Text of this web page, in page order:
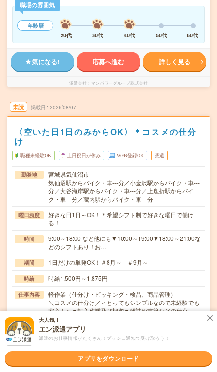
職場の雰囲気
年齢層
20代
30代 40代 50代 60代
気になる! 応募へ進む 詳しく見る
派遣会社 マンパワーグループ株式会社
未読 掲載日 2026/08/07
〈空いた日1日のみからOK〉＊コスメの仕分
け
職種未経験OK 土日祝日が休み WEB登録OK 派遣
勤務地
宮城県気仙沼市
気仙沼駅からバイク・車---分／小金沢駅からバイク・車---
分／大谷海岸駅からバイク・車---分／上鹿折駅からバイ
ク・車---分／蔵内駅からバイク・車---分
曜日頻度
好きな日1日～OK！＊希望シフト制で好きな曜日で働け
る！
時間
9:00～18:00 など他にも▼10:00～19:00▼18:00～21:00な
どのシフトあり！お…
期間 1日だけの単発OK！＃8月～ ＃9月～
時給 時給1,500円～1,875円
仕事内容
軽作業（仕分け・ピッキング・検品、商品管理）
＼コスメの仕分け／＜とってもシンプルなので未経験でも
安心！＞▼封入作業及び梱包▼雑誌や書籍などの仕分…
応募資格
職種未経験OK / ブランクOK / パソコンスキル不要 / 英語力
不要
▼未経験OK！（副業歓迎☆）▼高校生不可▼携帯電話をお
持ちの方（業務連絡に使用）※応募後のご連絡はメ…
大人気！
エン派遣アプリ
派遣のお仕事情報がたくさん！プッシュ通知で受け取ろう！
アプリをダウンロード